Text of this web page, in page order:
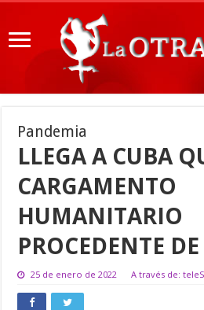
Pandemia
LLEGA A CUBA
CARGAMENTO
HUMANITARIO
PROCEDENTE
25 de enero de 2022 A través de: